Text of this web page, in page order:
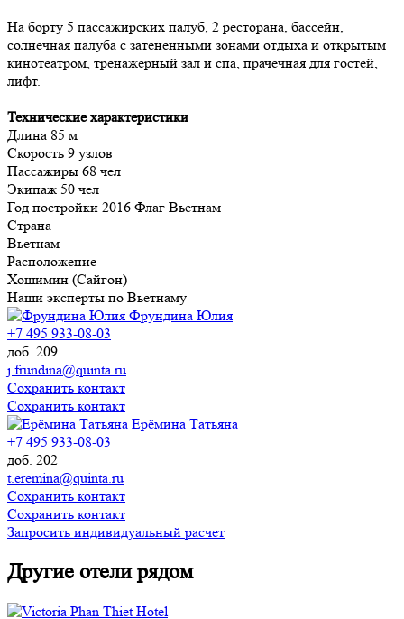
На борту 5 пассажирских палуб, 2 ресторана, бассейн,
солнечная палуба с затененными зонами отдыха и открытым
кинотеатром, тренажерный зал и спа, прачечная для гостей,
лифт.
Технические характеристики
Длина 85 м
Скорость 9 узлов
Пассажиры 68 чел
Экипаж 50 чел
Год постройки 2016 Флаг Вьетнам
Страна
Вьетнам
Расположение
Хошимин (Сайгон)
Наши эксперты по Вьетнаму
Фрундина Юлия
+7 495 933-08-03
доб. 209
j.frundina@quinta.ru
Сохранить контакт
Сохранить контакт
Ерёмина Татьяна
+7 495 933-08-03
доб. 202
t.eremina@quinta.ru
Сохранить контакт
Сохранить контакт
Запросить индивидуальный расчет
Другие отели рядом